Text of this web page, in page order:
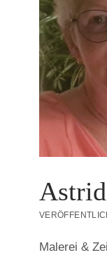
Malerei &